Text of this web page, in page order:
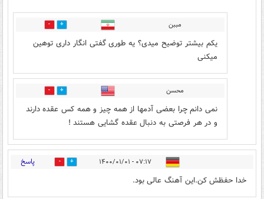
مببن 2
یکم بیشتر توضیح میدی؟ یه طوری گفتی انگار داری توهین
میکنی
محسن 2
نمی دانم چرا بعضی آدمها از همه چیز و همه کس عقده دارند
و در هر فرصتی به دنبال عقده گشایی هستند !
۰۷:۱۷ - ۱۴۰۰/۰۱/۰۱ 6 پاسخ
خدا حفظش کن.این آهنگ عالی بود.